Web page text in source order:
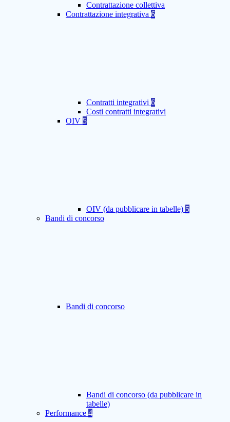
Contrattazione collettiva
Contrattazione integrativa 6
Contratti integrativi 6
Costi contratti integrativi
OIV 5
OIV (da pubblicare in tabelle) 5
Bandi di concorso
Bandi di concorso
Bandi di concorso (da pubblicare in
tabelle)
Performance 4